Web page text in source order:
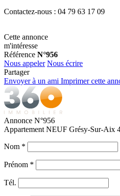
Contactez-nous : 04 79 63 17 09
Cette annonce
m'intéresse
Référence N°956
Nous appeler Nous écrire
Partager
Envoyer à un ami Imprimer cette
Annonce N°956
Appartement NEUF Grésy-Sur-Aix
Nom *
Prénom *
Tél.